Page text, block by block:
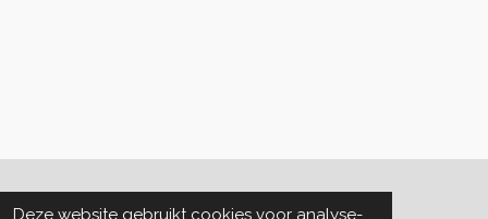
Deze website gebruikt cookies voor analyse-